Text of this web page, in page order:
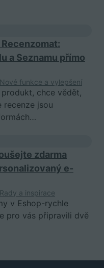
a Seznamu přímo
Nové funkce a vylepšení
chce vědět,
recenze jsou
zdarma
e-
Rady a inspirace
v Eshop-rychle
pro vás připravili dvě